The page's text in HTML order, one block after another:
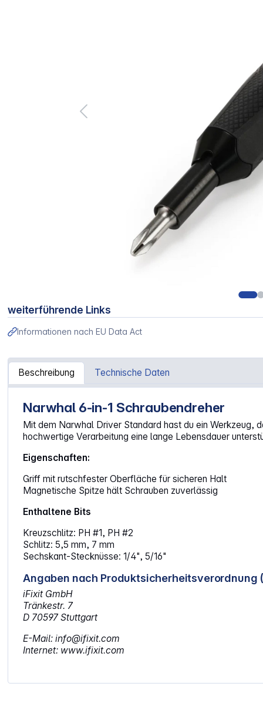
weiterführende Links
Informationen nach EU Data Act
Beschreibung Technische Daten
Artikelinformationen "iFixit Narwhal 6 in 1 Schraubendreher"
Narwhal 6-in-1 Schraubendreher
Mit dem Narwhal Driver Standard hast du ein Werkzeug,
hochwertige Verarbeitung eine lange Lebensdauer
Eigenschaften:
Griff mit rutschfester Oberfläche für sicheren Halt
Magnetische Spitze hält Schrauben zuverlässig
Enthaltene Bits
Kreuzschlitz: PH #1, PH #2
Schlitz: 5,5 mm, 7 mm
Sechskant-Stecknüsse: 1/4", 5/16"
Angaben nach Produktsicherheitsverordnung
iFixit GmbH
Tränkestr. 7
D 70597 Stuttgart
E-Mail: info@ifixit.com
Internet: www.ifixit.com